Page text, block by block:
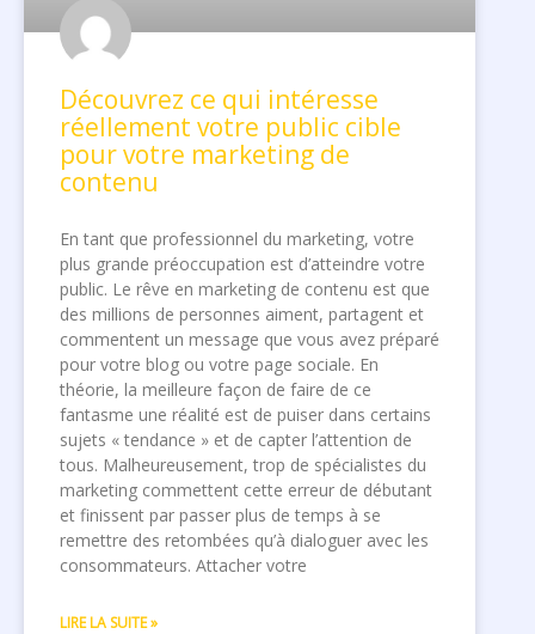
Découvrez ce qui intéresse
réellement votre public cible
pour votre marketing de
contenu
En tant que professionnel du marketing, votre
plus grande préoccupation est d’atteindre votre
public. Le rêve en marketing de contenu est que
des millions de personnes aiment, partagent et
commentent un message que vous avez préparé
pour votre blog ou votre page sociale. En
théorie, la meilleure façon de faire de ce
fantasme une réalité est de puiser dans certains
sujets « tendance » et de capter l’attention de
tous. Malheureusement, trop de spécialistes du
marketing commettent cette erreur de débutant
et finissent par passer plus de temps à se
remettre des retombées qu’à dialoguer avec les
consommateurs. Attacher votre
LIRE LA SUITE »